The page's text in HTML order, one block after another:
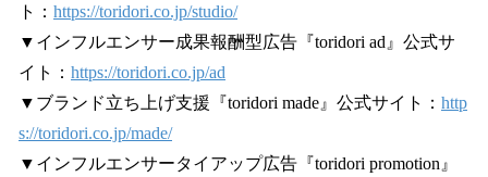
ト： https://toridori.co.jp/studio/
▼インフルエンサー成果報酬型広告『toridori ad』公式サ
イト： https://toridori.co.jp/ad
▼ブランド立ち上げ支援『toridori made』公式サイト： http
s://toridori.co.jp/made/
▼インフルエンサータイアップ広告『toridori promotion』